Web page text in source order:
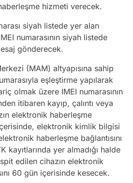
hizmeti verecek.
siyah listede yer alan
numarasının siyah listede
gönderecek.
(MAM) altyapısına sahip
eşleştirme yapılarak
olmak üzere IMEI numarasının
itibaren kayıp, çalıntı veya
elektronik haberleşme
elektronik kimlik bilgisi
haberleşme bağlantısını
kayıtlarında yer almadığı halde
edilen cihazın elektronik
60 gün içerisinde kesecek.